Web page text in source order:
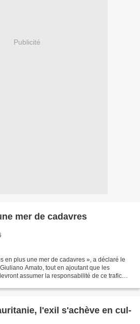
Publicité
mer de cadavres
en plus une mer de cadavres », a déclaré le
Amato, tout en ajoutant que les
assumer la responsabilité de ce trafic
l'exil s'achève en cul-